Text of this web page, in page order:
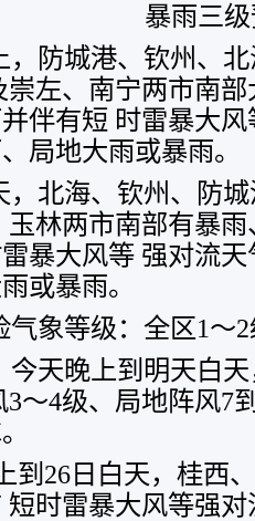
暴雨三
，防城港、钦州、
崇左、南宁两市南
伴有短 时雷暴大
局地大雨或暴雨。
，北海、钦州、防
玉林两市南部有暴
暴大风等 强对流
或暴雨。
气象等级：全区1～
今天晚上到明天白
3～4级、局地阵风7
到26日白天，桂西
短时雷暴大风等强